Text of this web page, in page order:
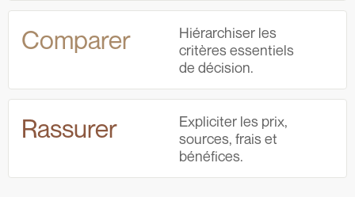
Comparer
Hiérarchiser les
critères essentiels
de décision.
Rassurer
Expliciter les prix,
sources, frais et
bénéfices.